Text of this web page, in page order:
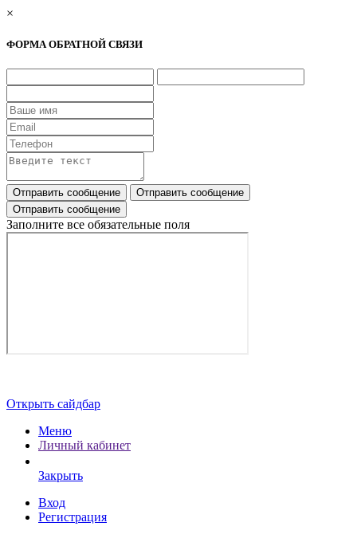
×
ФОРМА ОБРАТНОЙ СВЯЗИ
Заполните все обязательные поля
Открыть сайдбар
Меню
Личный кабинет
Закрыть
Вход
Регистрация